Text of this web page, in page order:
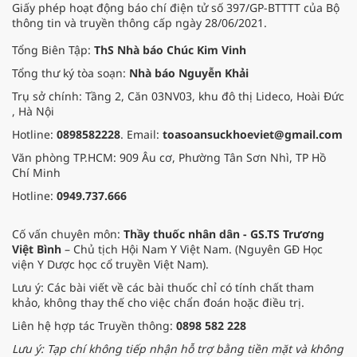
Giấy phép hoạt động báo chí điện tử số 397/GP-BTTTT của Bộ
thông tin và truyền thông cấp ngày 28/06/2021.
Tổng Biên Tập: ThS Nhà báo Chúc Kim Vinh
Tổng thư ký tòa soạn: Nhà báo Nguyễn Khải
Trụ sở chính: Tầng 2, Căn 03NV03, khu đô thị Lideco, Hoài Đức
, Hà Nội
Hotline: 0898582228. Email: toasoansuckhoeviet@gmail.com
Văn phòng TP.HCM: 909 Âu cơ, Phường Tân Sơn Nhì, TP Hồ
Chí Minh
Hotline: 0949.737.666
Cố vấn chuyên môn: Thầy thuốc nhân dân - GS.TS Trương
Việt Bình – Chủ tịch Hội Nam Y Việt Nam. (Nguyên GĐ Học
viện Y Dược học cổ truyền Việt Nam).
Lưu ý: Các bài viết về các bài thuốc chỉ có tính chất tham
khảo, không thay thế cho việc chẩn đoán hoặc điều trị.
Liên hệ hợp tác Truyền thông: 0898 582 228
Lưu ý: Tạp chí không tiếp nhận hỗ trợ bằng tiền mặt và không